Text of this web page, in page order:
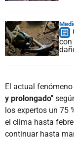
con
El actual
y prolongado"
los expertos un 75
el clima hasta
continuar hasta